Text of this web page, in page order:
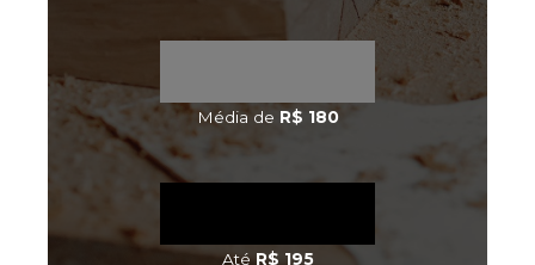
Média de R$ 180
AtéR$ 195